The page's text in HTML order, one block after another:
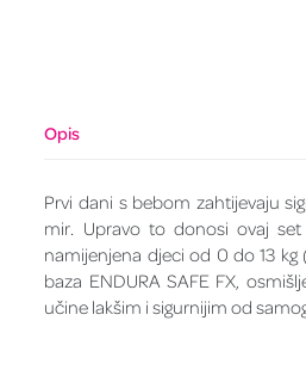
Opis
Prvi dani s bebom zahtijevaju
mir. Upravo to donosi ovaj
namijenjena djeci od 0 do 13
baza ENDURA SAFE FX,
učine lakšim i sigurnijim od